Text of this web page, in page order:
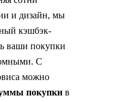
и дизайн, мы
кэшбэк-
ваши покупки
С
можно
покупкив